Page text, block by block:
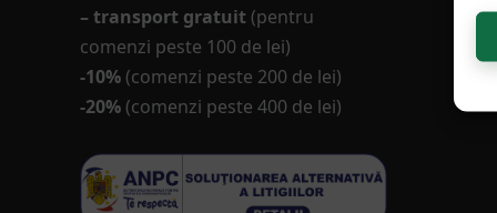
– transport gratuit (pentru
comenzi peste 100 de lei)
-10% (comenzi peste 200 de lei)
-20% (comenzi peste 400 de lei)